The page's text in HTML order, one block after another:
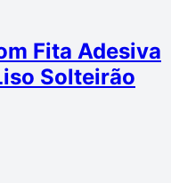
Fita Adesiva
Solteirão